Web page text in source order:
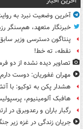
آخرین وضعیت نبرد به
خبرنگار متعهد، هم‌سنگر
پنتاگون دسترسی وزیر
نقطه، ته خط!
تصاویر دیده‌ نشده از دو
مهران غفوریان: دوست
هشدار پکن به توکیو: با
هافبک آلومینیوم،
رگبار باران و رعدوبرق در
جریان زندگی در غزه زیر